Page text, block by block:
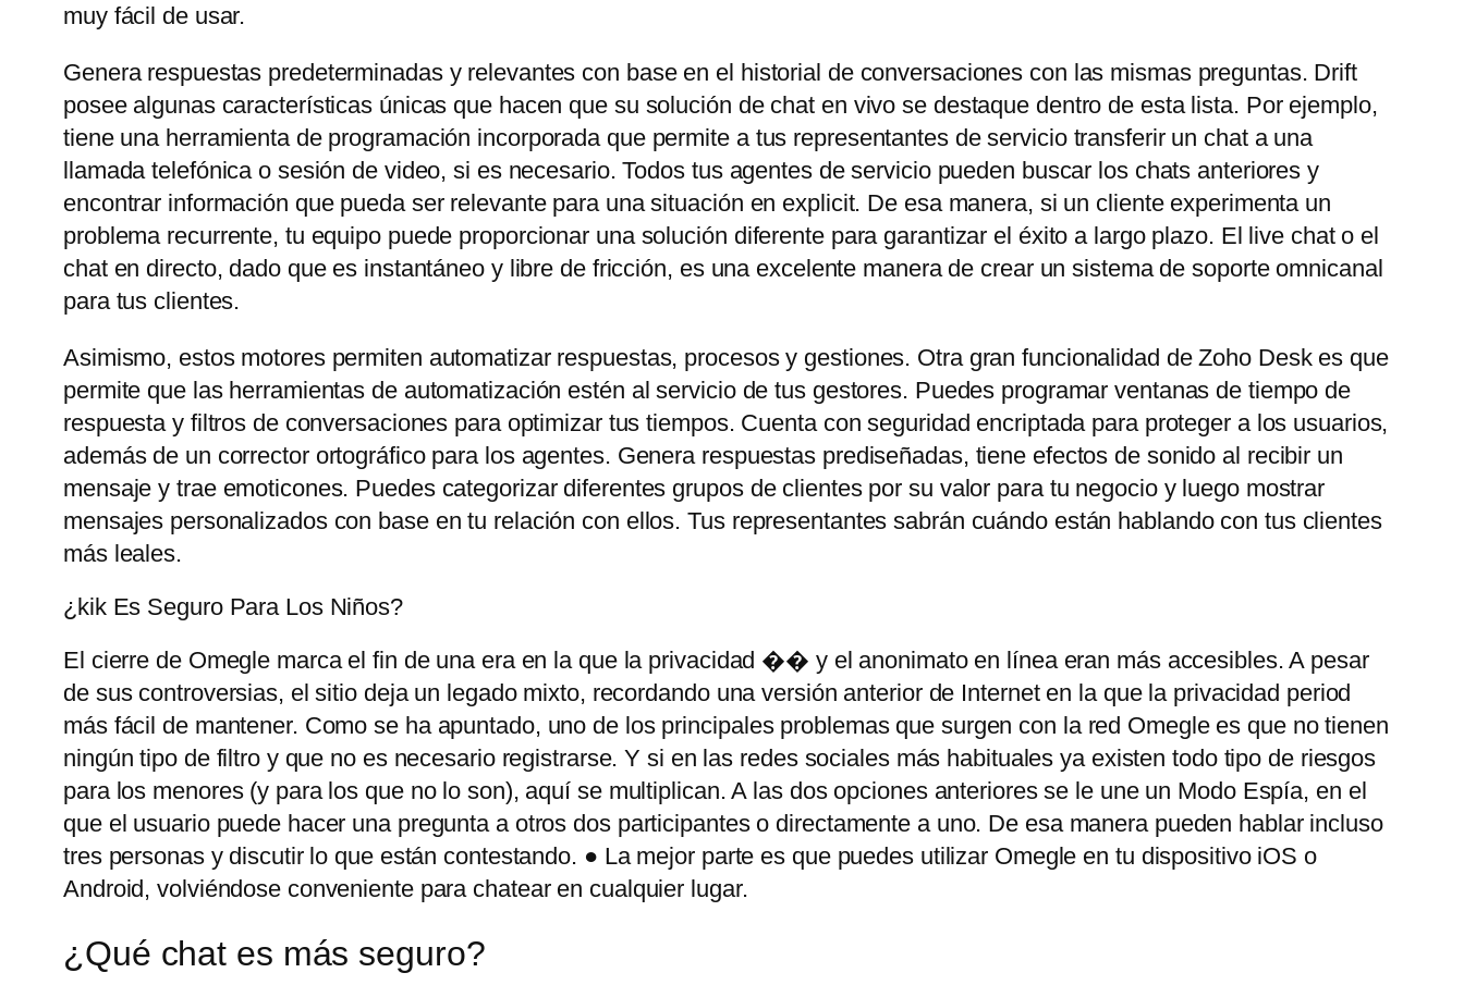
muy fácil de usar.
Genera respuestas predeterminadas y relevantes con base en el historial de conversaciones con las mismas preguntas. Drift
posee algunas características únicas que hacen que su solución de chat en vivo se destaque dentro de esta lista. Por ejemplo,
tiene una herramienta de programación incorporada que permite a tus representantes de servicio transferir un chat a una
llamada telefónica o sesión de video, si es necesario. Todos tus agentes de servicio pueden buscar los chats anteriores y
encontrar información que pueda ser relevante para una situación en explicit. De esa manera, si un cliente experimenta un
problema recurrente, tu equipo puede proporcionar una solución diferente para garantizar el éxito a largo plazo. El live chat o el
chat en directo, dado que es instantáneo y libre de fricción, es una excelente manera de crear un sistema de soporte omnicanal
para tus clientes.
Asimismo, estos motores permiten automatizar respuestas, procesos y gestiones. Otra gran funcionalidad de Zoho Desk es que
permite que las herramientas de automatización estén al servicio de tus gestores. Puedes programar ventanas de tiempo de
respuesta y filtros de conversaciones para optimizar tus tiempos. Cuenta con seguridad encriptada para proteger a los usuarios,
además de un corrector ortográfico para los agentes. Genera respuestas prediseñadas, tiene efectos de sonido al recibir un
mensaje y trae emoticones. Puedes categorizar diferentes grupos de clientes por su valor para tu negocio y luego mostrar
mensajes personalizados con base ​​en tu relación con ellos. Tus representantes sabrán cuándo están hablando con tus clientes
más leales.
¿kik Es Seguro Para Los Niños?
El cierre de Omegle marca el fin de una era en la que la privacidad �� y el anonimato en línea eran más accesibles. A pesar
de sus controversias, el sitio deja un legado mixto, recordando una versión anterior de Internet en la que la privacidad period
más fácil de mantener. Como se ha apuntado, uno de los principales problemas que surgen con la red Omegle es que no tienen
ningún tipo de filtro y que no es necesario registrarse. Y si en las redes sociales más habituales ya existen todo tipo de riesgos
para los menores (y para los que no lo son), aquí se multiplican. A las dos opciones anteriores se le une un Modo Espía, en el
que el usuario puede hacer una pregunta a otros dos participantes o directamente a uno. De esa manera pueden hablar incluso
tres personas y discutir lo que están contestando. ● La mejor parte es que puedes utilizar Omegle en tu dispositivo iOS o
Android, volviéndose conveniente para chatear en cualquier lugar.
¿Qué chat es más seguro?